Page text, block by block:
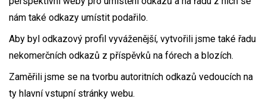
nám také odkazy umístit podařilo.
Aby byl odkazový profil vyváženější, vytvořili jsme také řadu
nekomerčních odkazů z příspěvků na fórech a blozích.
Zaměřili jsme se na tvorbu autoritních odkazů vedoucích na
ty hlavní vstupní stránky webu.